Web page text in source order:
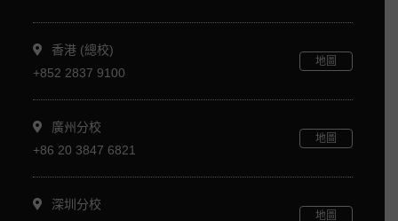
香港 (總校)
+852 2837 9100
地圖
廣州分校
+86 20 3847 6821
地圖
深圳分校
地圖